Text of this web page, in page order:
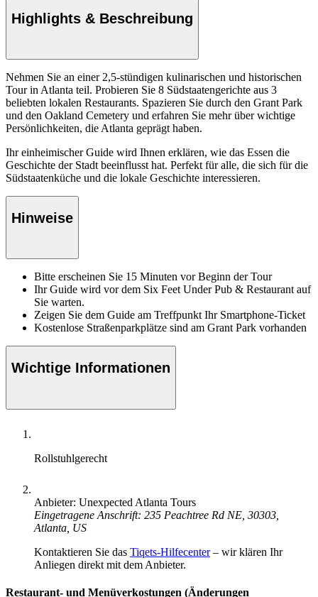
Highlights & Beschreibung
Nehmen Sie an einer 2,5-stündigen kulinarischen und historischen
Tour in Atlanta teil. Probieren Sie 8 Südstaatengerichte aus 3
beliebten lokalen Restaurants. Spazieren Sie durch den Grant Park
und den Oakland Cemetery und erfahren Sie mehr über wichtige
Persönlichkeiten, die Atlanta geprägt haben.
Ihr einheimischer Guide wird Ihnen erklären, wie das Essen die
Geschichte der Stadt beeinflusst hat. Perfekt für alle, die sich für die
Südstaatenküche und die lokale Geschichte interessieren.
Hinweise
Bitte erscheinen Sie 15 Minuten vor Beginn der Tour
Ihr Guide wird vor dem Six Feet Under Pub & Restaurant auf
Sie warten.
Zeigen Sie dem Guide am Treffpunkt Ihr Smartphone-Ticket
Kostenlose Straßenparkplätze sind am Grant Park vorhanden
Wichtige Informationen
Rollstuhlgerecht
Anbieter: Unexpected Atlanta Tours
Eingetragene Anschrift: 235 Peachtree Rd NE, 30303,
Atlanta, US
Kontaktieren Sie das Tiqets-Hilfecenter– wir klären Ihr
Anliegen direkt mit dem Anbieter.
Restaurant- und Menüverkostungen (Änderungen